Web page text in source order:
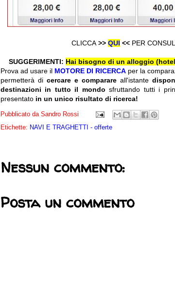
CLICCA >> QUI <<PER
SUGGERIMENTI: Hai bisogno di un alloggio
Prova ad usare il MOTORE DI RICERCA per la
permetterà dicercare e comparareall'istante
destinazioni in tutto il mondo sfruttando tutti i
presentato in un unico risultato di ricerca!
Pubblicato da Sandro Rossi
Etichette: NAVI E TRAGHETTI - offerte
Nessun commento:
Posta un commento